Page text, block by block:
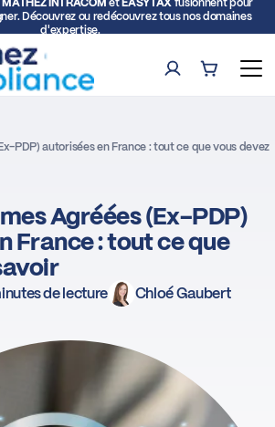
Découvrez ou redécouvrez tous nos domaines
d'expertise.
ComptePanier (0)
PDP) autorisées en France : tout ce que vous devez
Agréées (Ex-PDP)
France : tout ce que
de lecture Chloé Gaubert